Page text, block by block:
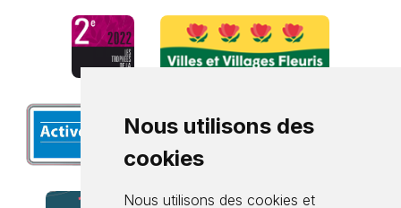
Nous utilisons des
cookies
Nous utilisons des cookies et